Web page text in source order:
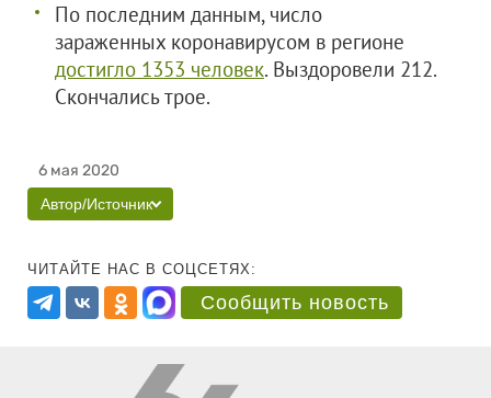
По последним данным, число
зараженных коронавирусом в регионе
достигло 1353 человек. Выздоровели 212.
Скончались трое.
6 мая 2020
Автор/Источник
ЧИТАЙТЕ НАС В СОЦСЕТЯХ:
Сообщить новость